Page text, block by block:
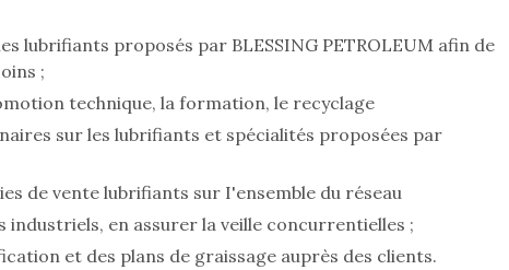
lubrifiants proposés par BLESSING PETROLEUM afin de
;
technique, la formation, le recyclage
sur les lubrifiants et spécialités proposées par
de vente lubrifiants sur I'ensemble du réseau
en assurer la veille concurrentielles ;
et des plans de graissage auprès des clients.